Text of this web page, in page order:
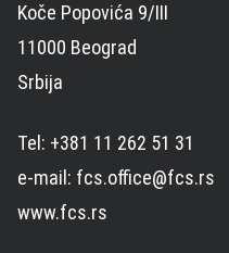
Koče Popovića 9/III
11000 Beograd
Srbija
Tel: +381 11 262 51 31
e-mail: fcs.office@fcs.rs
www.fcs.rs